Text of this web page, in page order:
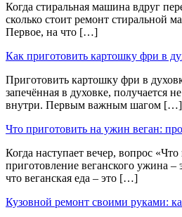
Когда стиральная машина вдруг
сколько стоит ремонт стиральной
Первое, на что […]
Как приготовить картошку фри в
Приготовить картошку фри в
запечённая в духовке, получается
внутри. Первым важным шагом […]
Что приготовить на ужин веган:
Когда наступает вечер, вопрос
приготовление веганского ужина
что веганская еда – это […]
Кузовной ремонт своими руками: